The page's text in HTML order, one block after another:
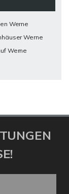
Werne
Werne
Werne